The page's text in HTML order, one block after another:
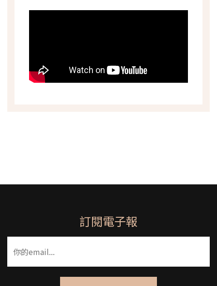
訂閱電子報